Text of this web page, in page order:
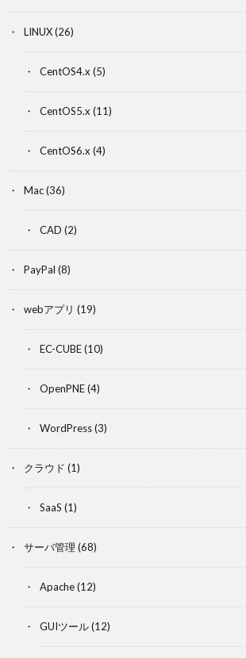
LINUX(26)
CentOS4.x (5)
CentOS5.x (11)
CentOS6.x (4)
Mac(36)
CAD (2)
PayPal (8)
webアプリ (19)
EC-CUBE(10)
OpenPNE(4)
WordPress(3)
クラウド (1)
SaaS (1)
サーバ管理 (68)
Apache(12)
GUIツール(12)